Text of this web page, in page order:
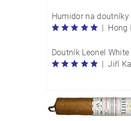
| Hong
Doutník Leonel
| Jiří